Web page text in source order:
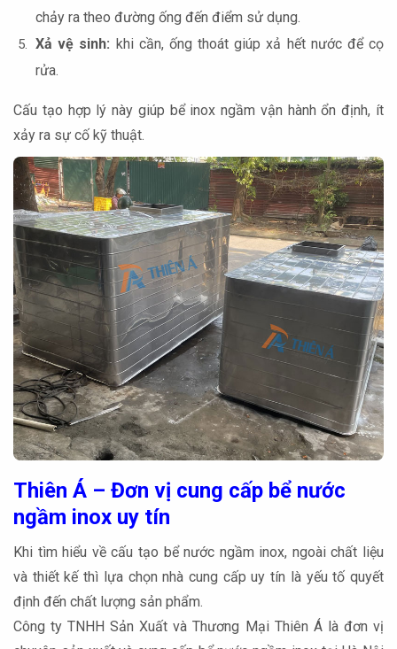
chảy ra theo đường ống đến điểm sử dụng.
Xả vệ sinh: khi cần, ống thoát giúp xả hết nước để cọ
rửa.
Cấu tạo hợp lý này giúp bể inox ngầm vận hành ổn định, ít
xảy ra sự cố kỹ thuật.
Thiên Á – Đơn vị cung cấp bể nước
ngầm inox uy tín
Khi tìm hiểu về cấu tạo bể nước ngầm inox, ngoài chất liệu
và thiết kế thì lựa chọn nhà cung cấp uy tín là yếu tố quyết
định đến chất lượng sản phẩm.
Công ty TNHH Sản Xuất và Thương Mại Thiên Á là đơn vị